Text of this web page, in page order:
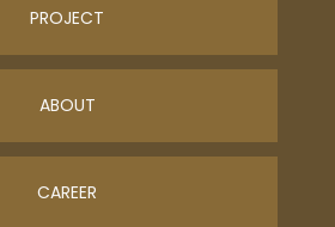
PROJECT
ABOUT
CAREER